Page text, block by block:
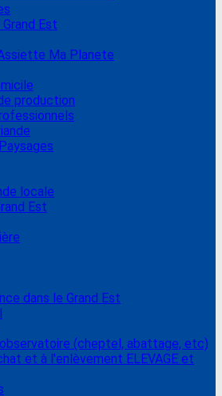
Est
Ma Planete
production
locale
Est
dans le Grand Est
(cheptel, abattage, etc)
et à l'enlèvement ELEVAGE et